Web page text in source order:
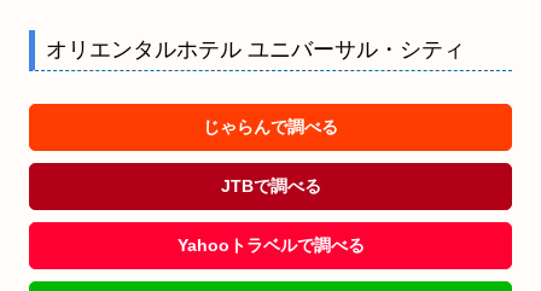
オリエンタルホテル ユニバーサル・シティ
じゃらんで調べる
JTBで調べる
Yahooトラベルで調べる